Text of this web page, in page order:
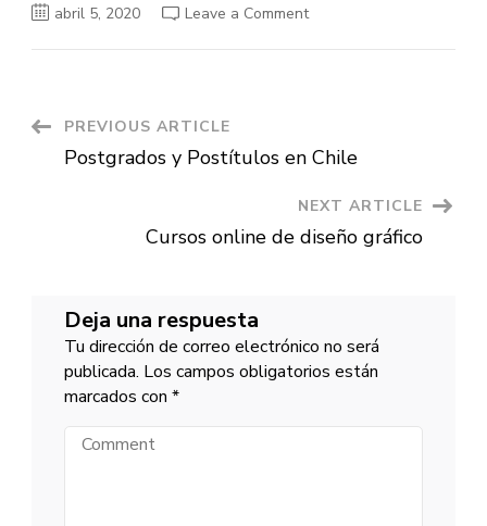
abril 5, 2020 Leave a Commenton
Post
Navigation
PREVIOUS ARTICLE
Postgrados y Postítulos en Chile
NEXT ARTICLE
Cursos online de diseño gráfico
Deja una respuesta
Tu dirección de correo electrónico no será
publicada. Los campos obligatorios están
marcados con *
Comment